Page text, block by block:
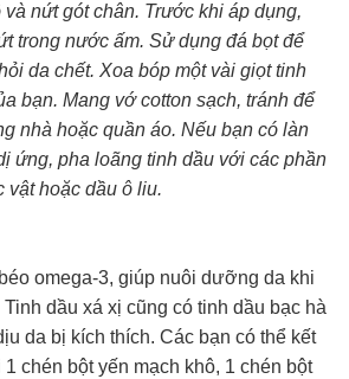
nứt gót chân. Trước khi áp dụng,
trong nước ấm. Sử dụng đá bọt để
da chết. Xoa bóp một vài giọt tinh
bạn. Mang vớ cotton sạch, tránh để
nhà hoặc quần áo. Nếu bạn có làn
ứng, pha loãng tinh dầu với các phần
vật hoặc dầu ô liu.
omega-3, giúp nuôi dưỡng da khi
dầu xá xị cũng có tinh dầu bạc hà
da bị kích thích. Các bạn có thể kết
chén bột yến mạch khô, 1 chén bột